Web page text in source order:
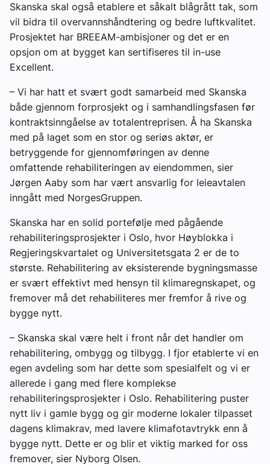
Skanska skal også etablere et såkalt blågrått tak, som
vil bidra til overvannshåndtering og bedre luftkvalitet.
Prosjektet har BREEAM-ambisjoner og det er en
opsjon om at bygget kan sertifiseres til in-use
Excellent.
– Vi har hatt et svært godt samarbeid med Skanska
både gjennom forprosjekt og i samhandlingsfasen før
kontraktsinngåelse av totalentreprisen. Å ha Skanska
med på laget som en stor og seriøs aktør, er
betryggende for gjennomføringen av denne
omfattende rehabiliteringen av eiendommen, sier
Jørgen Aaby som har vært ansvarlig for leieavtalen
inngått med NorgesGruppen.
Skanska har en solid portefølje med pågående
rehabiliteringsprosjekter i Oslo, hvor Høyblokka i
Regjeringskvartalet og Universitetsgata 2 er de to
største. Rehabilitering av eksisterende bygningsmasse
er svært effektivt med hensyn til klimaregnskapet, og
fremover må det rehabiliteres mer fremfor å rive og
bygge nytt.
– Skanska skal være helt i front når det handler om
rehabilitering, ombygg og tilbygg. I fjor etablerte vi en
egen avdeling som har dette som spesialfelt og vi er
allerede i gang med flere komplekse
rehabiliteringsprosjekter i Oslo. Rehabilitering puster
nytt liv i gamle bygg og gir moderne lokaler tilpasset
dagens klimakrav, med lavere klimafotavtrykk enn å
bygge nytt. Dette er og blir et viktig marked for oss
fremover, sier Nyborg Olsen.